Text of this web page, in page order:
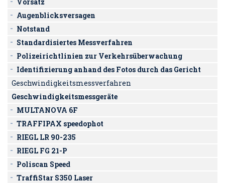
Augenblicksversagen
Notstand
Standardisiertes Messverfahren
Polizeirichtlinien zur Verkehrsüberwachung
Identifizierung anhand des Fotos durch das Gericht
Geschwindigkeitsmessverfahren
Geschwindigkeitsmessgeräte
MULTANOVA 6F
TRAFFIPAX speedophot
RIEGL LR 90-235
RIEGL FG 21-P
Poliscan Speed
TraffiStar S350 Laser